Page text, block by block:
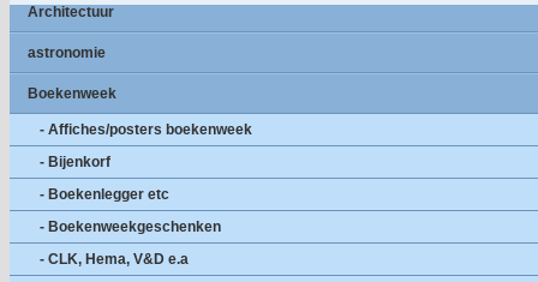
Architectuur
astronomie
Boekenweek
- Affiches/posters boekenweek
- Bijenkorf
- Boekenlegger etc
- Boekenweekgeschenken
- CLK, Hema, V&D e.a